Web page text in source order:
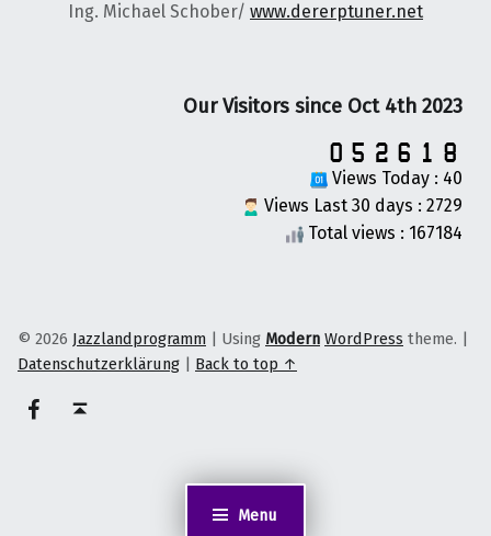
Menu
Ing. Michael Schober/ www.dererptuner.net
Our Visitors since Oct 4th 2023
Views Today : 40
Views Last 30 days : 2729
Total views : 167184
© 2026 Jazzlandprogramm | Using Modern WordPress theme. |
Datenschutzerklärung | Back to top ↑